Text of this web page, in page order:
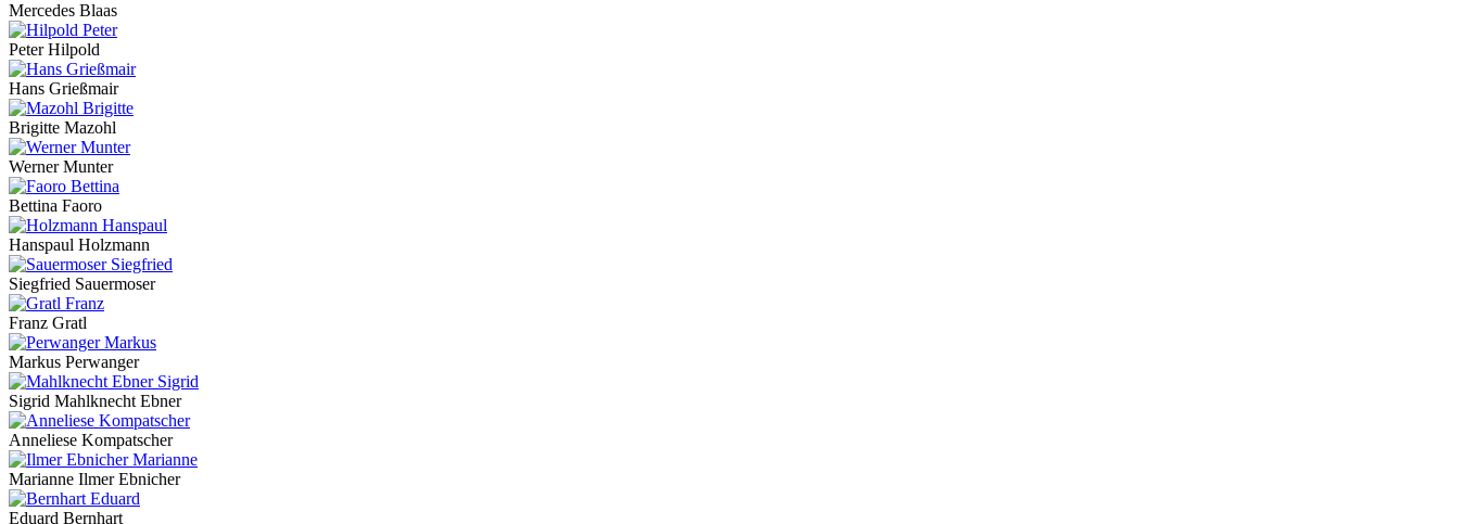
Mercedes Blaas
Peter Hilpold
Hans Grießmair
Brigitte Mazohl
Werner Munter
Bettina Faoro
Hanspaul Holzmann
Siegfried Sauermoser
Franz Gratl
Markus Perwanger
Sigrid Mahlknecht Ebner
Anneliese Kompatscher
Marianne Ilmer Ebnicher
Eduard Bernhart